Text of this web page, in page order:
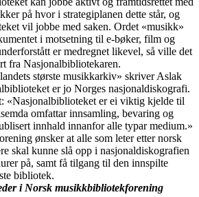
på hvor i strategiplanen dette står, og
vil jobbe med saken. Ordet «musikk»
i motsetning til e-bøker, film og
er medregnet likevel, så ville det
fra Nasjonalbibliotekaren.
største musikkarkiv» skriver Aslak
er jo Norges nasjonaldiskografi.
«Nasjonalbiblioteket er ei viktig kjelde til
omfattar innsamling, bevaring og
innhald innanfor alle typar medium.»
ønsker at alle som leter etter norsk
skal kunne slå opp i nasjonaldiskografien
på, samt få tilgang til den innspilte
bibliotek.
i Norsk musikkbibliotekforening